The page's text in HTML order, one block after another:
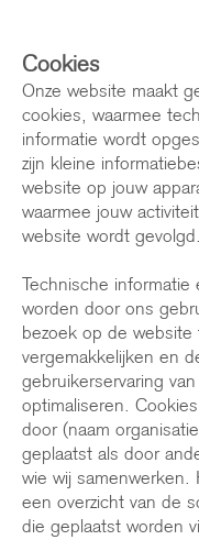
Cookies
Onze website maakt
cookies, waarmee
informatie wordt
zijn kleine
website op jouw
waarmee jouw
website wordt gevolgd.
Technische informatie
worden door ons
bezoek op de website
vergemakkelijken en
gebruikerservaring
optimaliseren.
door (naam
geplaatst als door
wie wij samenwerken.
een overzicht van de
die geplaatst worden